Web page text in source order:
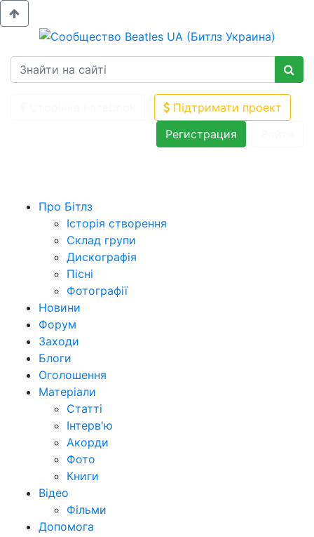
Підтримати проект
Регистрация
Про Бітлз
Історія створення
Склад групи
Дискографія
Пісні
Фотографії
Новини
Форум
Заходи
Блоги
Оголошення
Матеріали
Статті
Інтерв'ю
Акорди
Фото
Книги
Відео
Фільми
Допомога